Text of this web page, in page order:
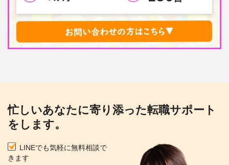
忙しいあなたに寄り添った転職サポート
をします。
LINEでも気軽に無料相談で
きます